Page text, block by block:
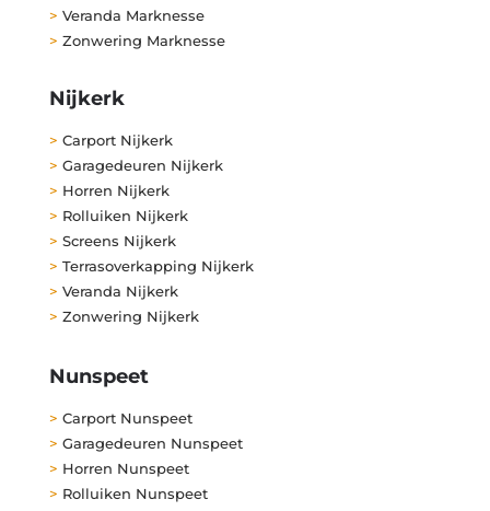
> Veranda Marknesse
> Zonwering Marknesse
Nijkerk
> Carport Nijkerk
> Garagedeuren Nijkerk
> Horren Nijkerk
> Rolluiken Nijkerk
> Screens Nijkerk
> Terrasoverkapping Nijkerk
> Veranda Nijkerk
> Zonwering Nijkerk
Nunspeet
> Carport Nunspeet
> Garagedeuren Nunspeet
> Horren Nunspeet
> Rolluiken Nunspeet